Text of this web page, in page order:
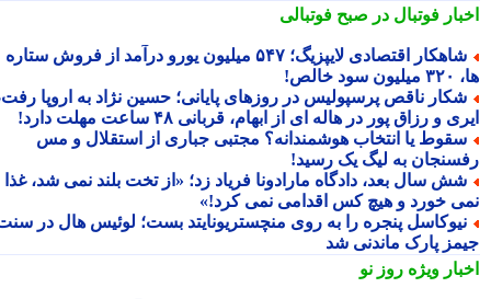
فوتبال در صبح فوتبالی
شاهکار اقتصادی لایپزیگ؛ ۵۴۷ میلیون یورو درآمد از فروش ستاره
ناقص پرسپولیس در روزهای پایانی؛ حسین نژاد به اروپا رفت،
و رزاق پور در هاله ای از ابهام، قربانی ۴۸ ساعت مهلت دارد!
یا انتخاب هوشمندانه؟ مجتبی جباری از استقلال و مس
به لیگ یک رسید!
سال بعد، دادگاه مارادونا فریاد زد؛ «از تخت بلند نمی شد، غذا
خورد و هیچ کس اقدامی نمی کرد!»
پنجره را به روی منچستریونایتد بست؛ لوئیس هال در سنت
پارک ماندنی شد
ویژهروز نو